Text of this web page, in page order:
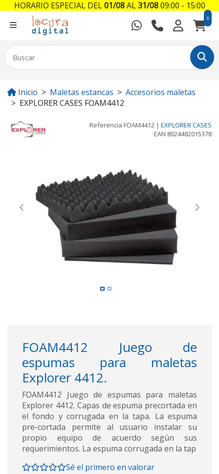
0
Inicio Maletas estancas
Accesorios maletas
EXPLORER CASES FOAM4412
Referencia FOAM4412 | EXPLORER CASES
EAN 8024482015378
Previous Next
FOAM4412 Juego de
espumas para maletas
Explorer 4412.
FOAM4412 Juego de espumas para maletas
Explorer 4412. Capas de espuma precortada en
el fondo y corrugada en la tapa. La espuma
pre-cortada permite al usuario instalar su
propio equipo de acuerdo según sus
requerimientos. La espuma corrugada en la tap
Sé el primero en valorar
HORARIO ESPECIAL DEL01/08AL31/0809:00 - 15:00